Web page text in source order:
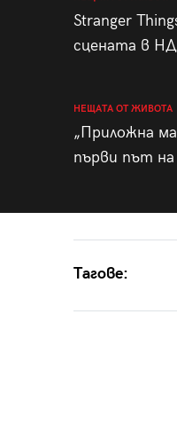
Stranger
сцената в
НЕЩАТА ОТ ЖИВОТА
„Приложна
първи път на
Тагове: